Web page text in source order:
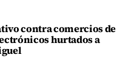
contra comercios de
hurtados a